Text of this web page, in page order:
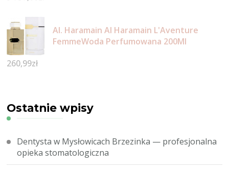
Al. Haramain Al Haramain L'Aventure
FemmeWoda Perfumowana 200Ml
260,99zł
Ostatnie wpisy
Dentysta w Mysłowicach Brzezinka — profesjonalna
opieka stomatologiczna